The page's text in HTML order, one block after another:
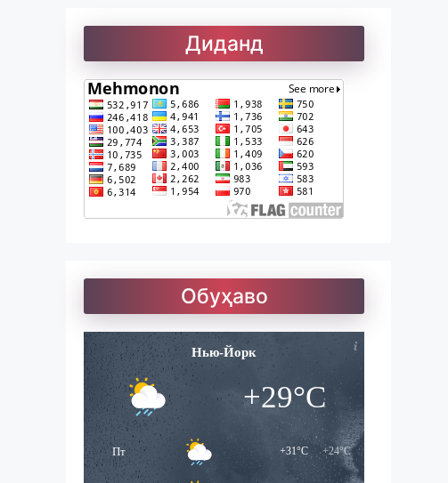
Рефератҳо-2
Рубоиёти Хайём
Саъдӣ. Гулистон
Солатон чист?
Улуғзода. Субҳи ҷавонӣ
Ҷомӣ – чанд ғазал
Диданд
Обуҳаво
Нью-Йорк
+29°C
Пт +31°C +24°C